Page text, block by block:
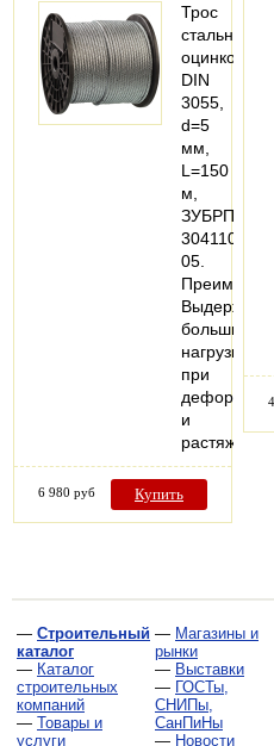
Трос
стальной,
DIN
3055,
d=5
мм,
L=150
м,
304110-
05.
большие
нагрузки
при
и
6 980 руб Купить
— Строительный
каталог
— Каталог
строительных
компаний
— Товары и
услуги
— Магазины и
рынки
— Выставки
— ГОСТы,
СНИПы,
СанПиНы
— Новости